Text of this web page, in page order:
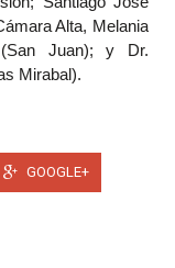
Alta, Melania
(San Juan); y Dr.
Mirabal).
GOOGLE+